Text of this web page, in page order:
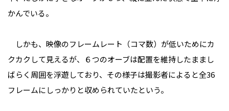
かんでいる。
しかも、映像のフレームレート（コマ数）が低いためにカ
クカクして見えるが、６つのオーブは配置を維持したままし
ばらく周囲を浮遊しており、その様子は撮影者によると全36
フレームにしっかりと収められていたという。